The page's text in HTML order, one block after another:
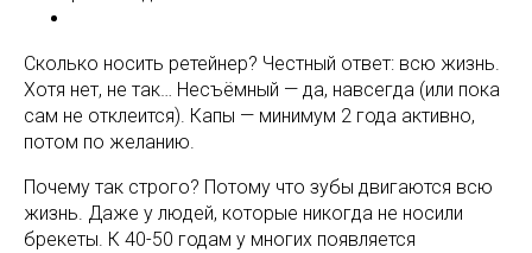
Сколько носить ретейнер? Честный ответ: всю жизнь.
Хотя нет, не так… Несъёмный — да, навсегда (или пока
сам не отклеится). Капы — минимум 2 года активно,
потом по желанию.
Почему так строго? Потому что зубы двигаются всю
жизнь. Даже у людей, которые никогда не носили
брекеты. К 40-50 годам у многих появляется